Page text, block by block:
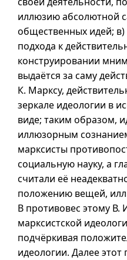
иллюзию абсолютной
общественных идей;
подхода к
конструировании
выдаётся за саму
К. Марксу,
зеркале идеологии в
виде; таким образом,
иллюзорным
марксисты
социальную науку, а
считали её
положению вещей,
В противовес этому В.
марксистской
подчёркивая
идеологии. Далее этот